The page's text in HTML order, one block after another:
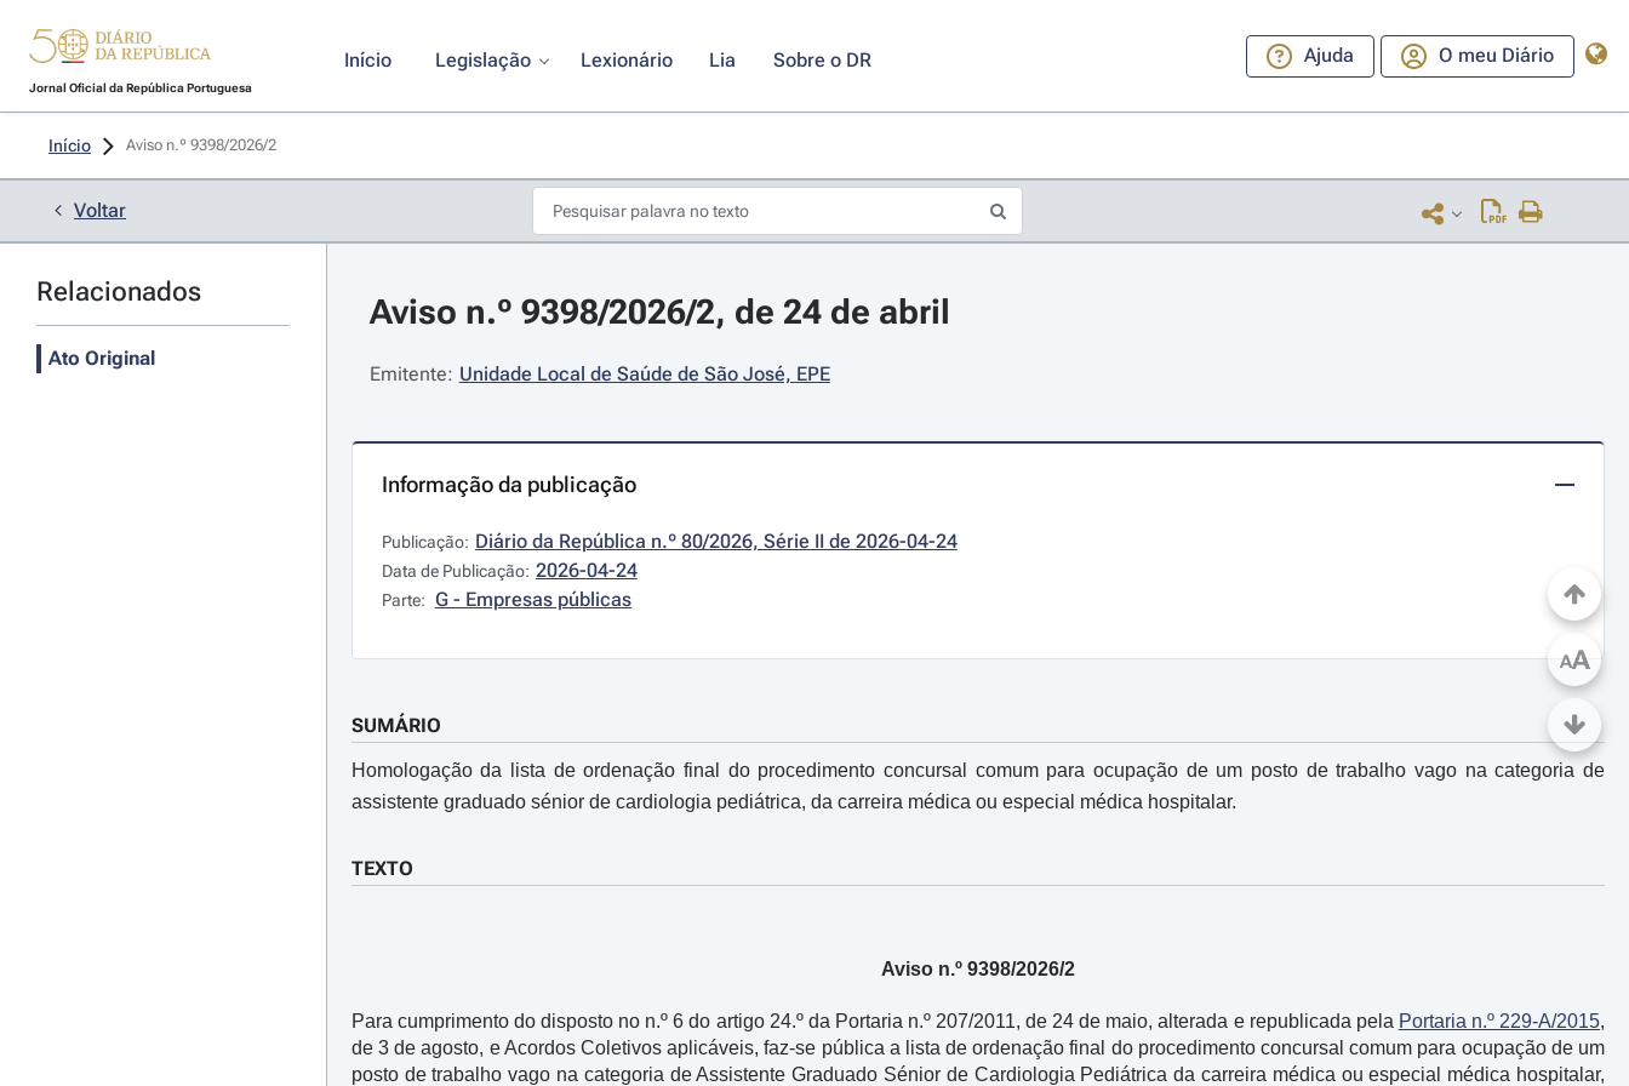
Jornal Oficial da República Portuguesa
Início Legislação Lexionário Lia Sobre o DR Ajuda O meu Diário
Início Aviso n.º 9398/2026/2
Voltar
Relacionados
Ato Original
Aviso n.º 9398/2026/2, de 24 de abril
Emitente: Unidade Local de Saúde de São José, EPE
Informação da publicação
Publicação: Diário da República n.º 80/2026, Série II de 2026-04-24
Data de Publicação: 2026-04-24
Parte: G - Empresas públicas
SUMÁRIO
Homologação da lista de ordenação final do procedimento concursal comum para ocupação de um posto de trabalho vago na categoria de
assistente graduado sénior de cardiologia pediátrica, da carreira médica ou especial médica hospitalar.
TEXTO
Aviso n.º 9398/2026/2
Para cumprimento do disposto no n.º 6 do artigo 24.º da Portaria n.º 207/2011, de 24 de maio, alterada e republicada pela Portaria n.º 229-A/2015,
de 3 de agosto, e Acordos Coletivos aplicáveis, faz-se pública a lista de ordenação final do procedimento concursal comum para ocupação de um
posto de trabalho vago na categoria de Assistente Graduado Sénior de Cardiologia Pediátrica da carreira médica ou especial médica hospitalar,
AA